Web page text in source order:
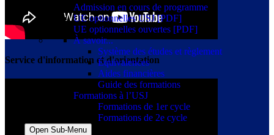
Admission en cours de programme
UE optionnelles USJ [PDF]
UE optionnelles ouvertes [PDF]
À savoir...
Système des études et règlement
Équivalences
Aides financières
Guide des formations
Formations à l’USJ
Formations de 1er cycle
Formations de 2e cycle
Open Sub-Menu
Service d'information et d'orientation